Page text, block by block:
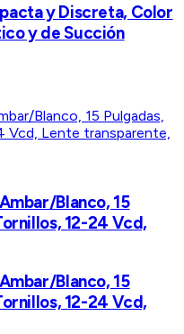
y Discreta, Color
y de Succión
Blanco, 15
12-24 Vcd,
Blanco, 15
12-24 Vcd,